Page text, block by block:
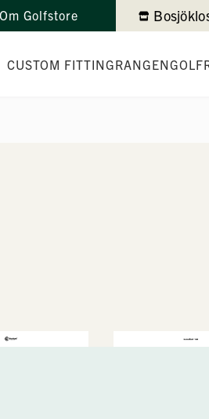
Om Golfstore
CUSTOM FITTINGRANGEN